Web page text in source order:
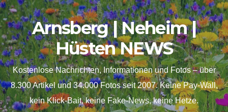
springen
Skip
to
content
Arnsberg | Neheim |
Hüsten NEWS
Kostenlose Nachrichten, Informationen und Fotos – über
8.300 Artikel und 34.000 Fotos seit 2007. Keine Pay-Wall,
kein Klick-Bait, keine Fake-News, keine Hetze.